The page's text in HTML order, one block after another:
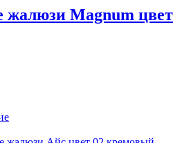
жалюзи Magnum цвет